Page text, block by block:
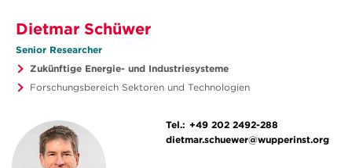
Dietmar Schüwer
Senior Researcher
Zukünftige Energie- und Industriesysteme
Forschungsbereich Sektoren und Technologien
Tel.: +49 202 2492-288
dietmar.schuewer@wupperinst.org